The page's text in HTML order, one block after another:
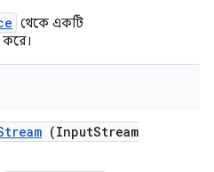
থেকে একটি
(InputStream